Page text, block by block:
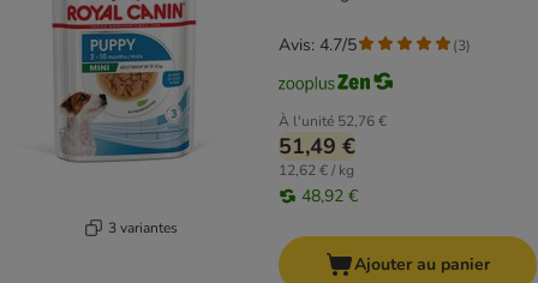
3 variantes
À l'unité 52,76 €
51,49 €
12,62 € / kg
48,92 €
Avis: 4.7/5 (3)
Ajouter au panier